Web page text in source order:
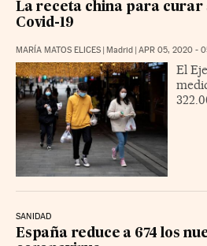
La receta china para curar
Covid-19
MARÍA MATOS ELICES Madrid APR 05, 2020 -
El
SANIDAD
España reduce a 674 los